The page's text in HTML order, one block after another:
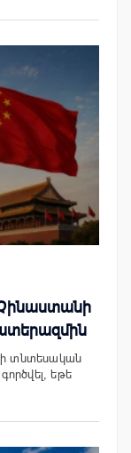
տնտեսական
եթե